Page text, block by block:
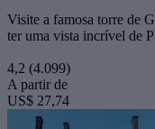
Visite a famosa torre de
ter uma vista incrível de
4,2 (4.099)
A partir de
US$ 27,74